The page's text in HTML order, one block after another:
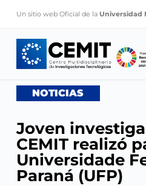
S
o
n
e
Un sitio web Oficial de la Universidad
NOTICIAS
Joven
CEMIT realizó
Universidade
Paraná (UFP)